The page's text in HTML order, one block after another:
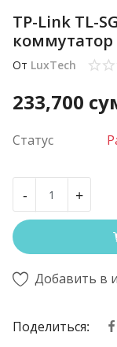
TP-Link TL-
От LuxTech
233,700
Статус
- +
Добавить в
Поделиться: